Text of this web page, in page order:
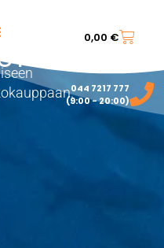
0,00 €
044 7217 777‬
(9:00 - 20:00)